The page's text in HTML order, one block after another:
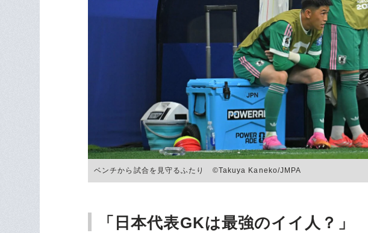
ベンチから試合を見守るふたり ©Takuya Kaneko/JMPA
「日本代表GKは最強のイイ人？」